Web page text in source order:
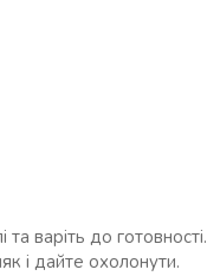
варіть до готовності.
і дайте охолонути.